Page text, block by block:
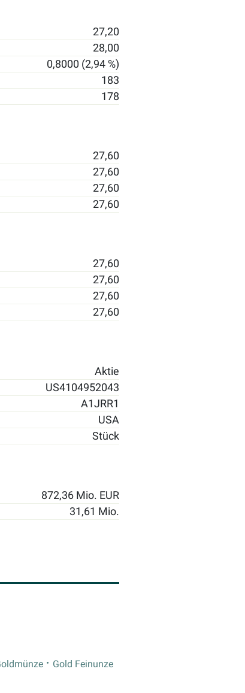
27,20
28,00
0,8000 (2,94 %)
183
178
27,60
27,60
27,60
27,60
27,60
27,60
27,60
27,60
Aktie
US4104952043
A1JRR1
USA
Stück
872,36 Mio. EUR
31,61 Mio.
Gold Feinunze